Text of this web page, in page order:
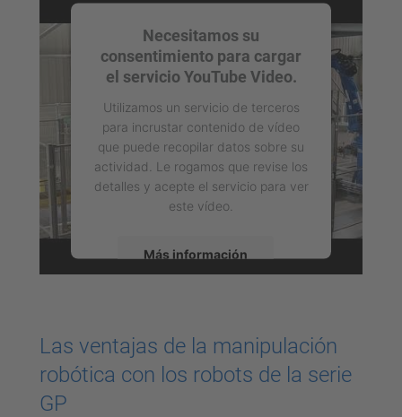
Necesitamos su
consentimiento para cargar
el servicio YouTube Video.
Utilizamos un servicio de terceros
para incrustar contenido de vídeo
que puede recopilar datos sobre su
actividad. Le rogamos que revise los
detalles y acepte el servicio para ver
este vídeo.
Más información
Management Platform
Las ventajas de la manipulación
robótica con los robots de la serie
GP